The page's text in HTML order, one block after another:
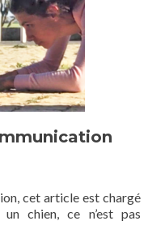
cet article est chargé
un chien, ce n’est pas